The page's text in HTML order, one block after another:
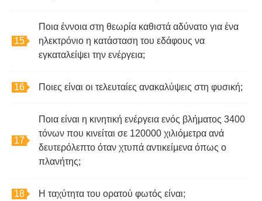
Ποια έννοια στη θεωρία καθιστά αδύνατο για ένα
ηλεκτρόνιο η κατάσταση του εδάφους να
εγκαταλείψει την ενέργεια;
Ποιες είναι οι τελευταίες ανακαλύψεις στη φυσική;
Ποια είναι η κινητική ενέργεια ενός βλήματος 3400
τόνων που κινείται σε 120000 χιλιόμετρα ανά
δευτερόλεπτο όταν χτυπά αντικείμενα όπως ο
πλανήτης;
Η ταχύτητα του ορατού φωτός είναι;